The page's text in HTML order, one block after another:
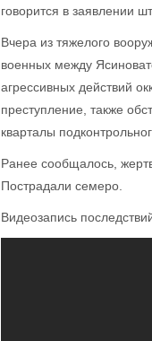
говорится в заявлении
Вчера из тяжелого
военных между
агрессивных действий
преступление, также
кварталы
Ранее сообщалось,
Пострадали семеро.
Видеозапись